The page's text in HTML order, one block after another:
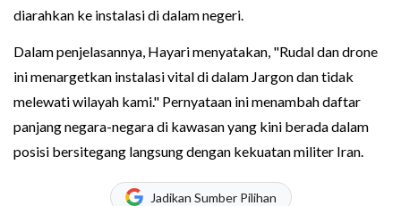
diarahkan ke instalasi di dalam negeri.
Dalam penjelasannya, Hayari menyatakan, "Rudal dan drone
ini menargetkan instalasi vital di dalam Jargon dan tidak
melewati wilayah kami." Pernyataan ini menambah daftar
panjang negara-negara di kawasan yang kini berada dalam
posisi bersitegang langsung dengan kekuatan militer Iran.
Jadikan Sumber Pilihan